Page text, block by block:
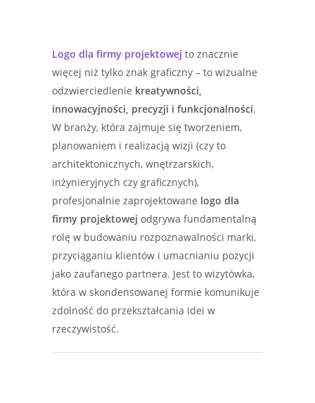
Logo dla firmy projektowej to znacznie
więcej niż tylko znak graficzny – to wizualne
odzwierciedlenie kreatywności,
innowacyjności, precyzji i funkcjonalności.
W branży, która zajmuje się tworzeniem,
planowaniem i realizacją wizji (czy to
architektonicznych, wnętrzarskich,
inżynieryjnych czy graficznych),
profesjonalnie zaprojektowane logo dla
firmy projektowej odgrywa fundamentalną
rolę w budowaniu rozpoznawalności marki,
przyciąganiu klientów i umacnianiu pozycji
jako zaufanego partnera. Jest to wizytówka,
która w skondensowanej formie komunikuje
zdolność do przekształcania idei w
rzeczywistość.